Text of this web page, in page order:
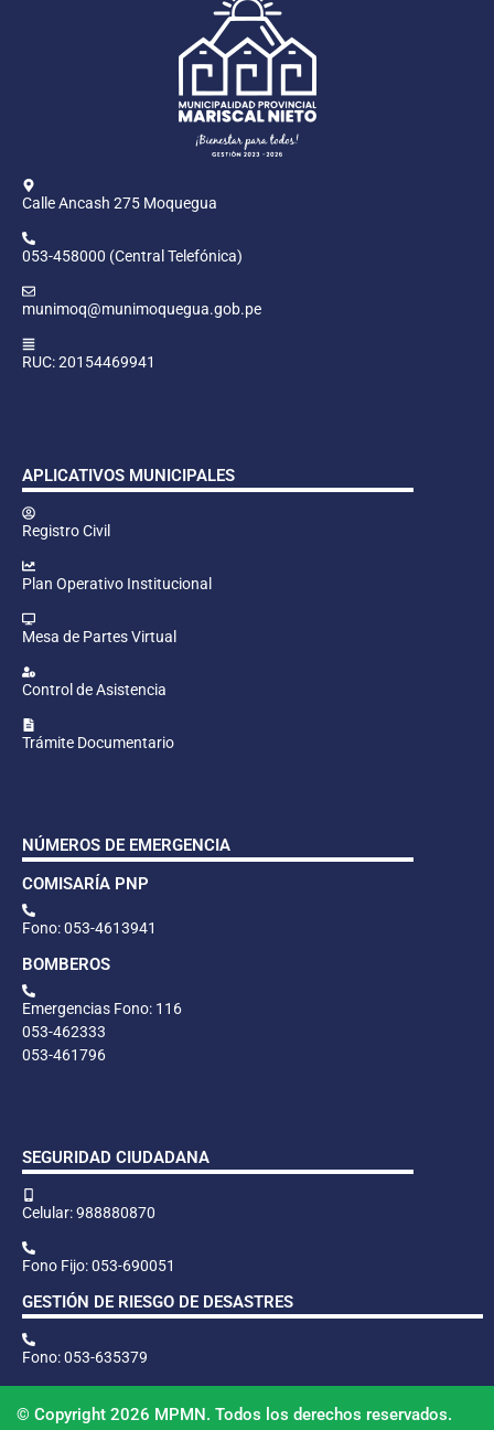
Calle Ancash 275 Moquegua
053-458000 (Central Telefónica)
munimoq@munimoquegua.gob.pe
RUC: 20154469941
APLICATIVOS MUNICIPALES
Registro Civil
Plan Operativo Institucional
Mesa de Partes Virtual
Control de Asistencia
Trámite Documentario
NÚMEROS DE EMERGENCIA
COMISARÍA PNP
Fono: 053-4613941
BOMBEROS
Emergencias Fono: 116
053-462333
053-461796
SEGURIDAD CIUDADANA
Celular: 988880870
Fono Fijo: 053-690051
GESTIÓN DE RIESGO DE DESASTRES
Fono: 053-635379
© Copyright 2026 MPMN. Todos los derechos reservados.